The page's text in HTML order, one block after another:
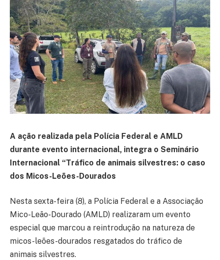
A ação realizada pela Polícia Federal e AMLD
durante evento internacional, integra o Seminário
Internacional “Tráfico de animais silvestres: o caso
dos Micos-Leões-Dourados
Nesta sexta-feira (8), a Polícia Federal e a Associação
Mico-Leão-Dourado (AMLD) realizaram um evento
especial que marcou a reintrodução na natureza de
micos-leões-dourados resgatados do tráfico de
animais silvestres.